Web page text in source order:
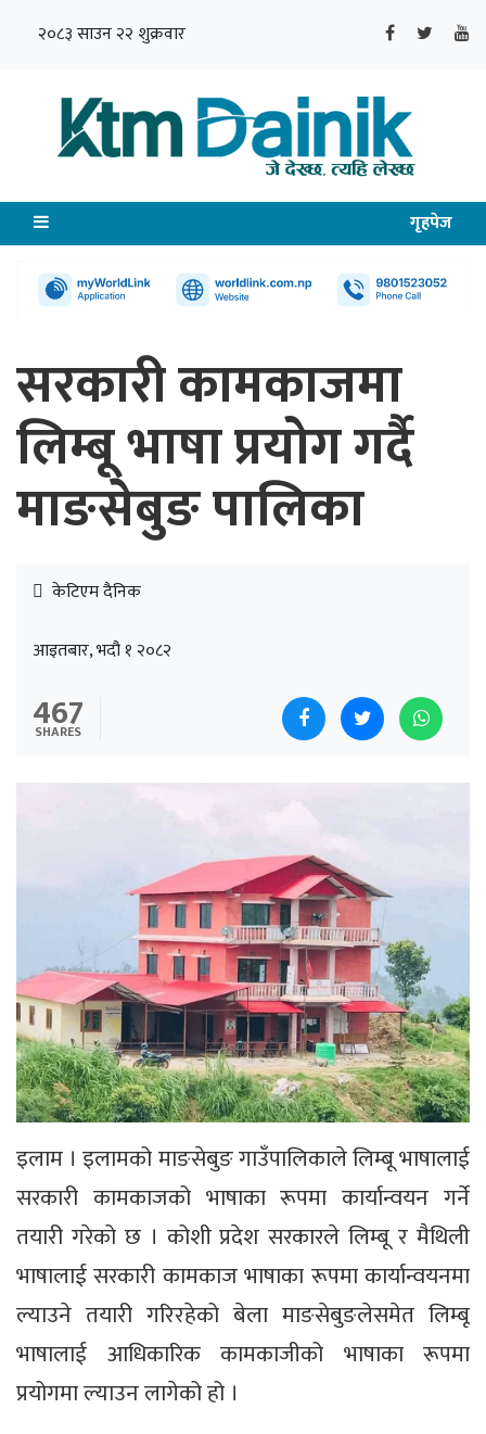
२०८३ साउन २२ शुक्रवार
गृहपेज
सरकारी कामकाजमा
लिम्बू भाषा प्रयोग गर्दै
माङसेबुङ पालिका
केटिएम दैनिक
आइतबार, भदौ १ २०८२
467
SHARES
इलाम । इलामको माङसेबुङ गाउँपालिकाले लिम्बू भाषालाई
सरकारी कामकाजको भाषाका रूपमा कार्यान्वयन गर्ने
तयारी गरेको छ । कोशी प्रदेश सरकारले लिम्बू र मैथिली
भाषालाई सरकारी कामकाज भाषाका रूपमा कार्यान्वयनमा
ल्याउने तयारी गरिरहेको बेला माङसेबुङलेसमेत लिम्बू
भाषालाई आधिकारिक कामकाजीको भाषाका रूपमा
प्रयोगमा ल्याउन लागेको हो ।